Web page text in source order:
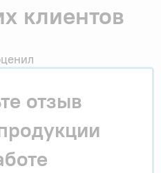
клиентов
отзыв